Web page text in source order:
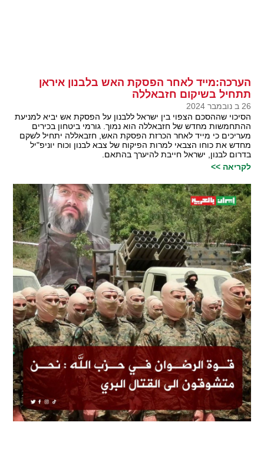
הערכה:מייד לאחר הפסקת האש בלבנון איראן
תתחיל בשיקום חזבאללה
26 ב נובמבר 2024
הסיכוי שההסכם הצפוי בין ישראל ללבנון על הפסקת אש יביא למניעת
ההתחמשות מחדש של חזבאללה הוא נמוך. גורמי ביטחון בכירים
מעריכים כי מייד לאחר הכרזת הפסקת האש, חזבאללה יתחיל לשקם
מחדש את כוחו הצבאי למרות הפיקוח של צבא לבנון וכוח יוניפ"יל
בדרום לבנון, ישראל חייבת להיערך בהתאם.
לקריאה >>